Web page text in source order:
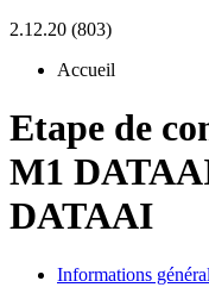
2.12.20 (803)
Accueil
Etape de
M1
DATAAI
Informations